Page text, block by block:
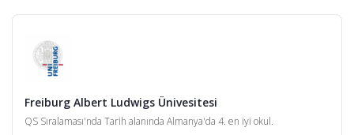
Freiburg Albert Ludwigs Ünivesitesi
QS Sıralaması'nda Tarih alanında Almanya'da 4. en iyi okul.